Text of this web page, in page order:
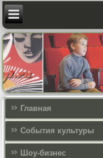
Главная
События культуры
Шоу-бизнес